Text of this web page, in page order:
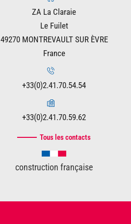
ZA La Claraie
Le Fuilet
49270 MONTREVAULT SUR ÈVRE
France
+33(0)2.41.70.54.54
+33(0)2.41.70.59.62
Tous les contacts
construction française